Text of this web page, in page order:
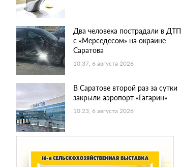
Два человека пострадали в ДТП
с «Мерседесом» на окраине
Саратова
10:37, 6 августа 2026
В Саратове второй раз за сутки
закрыли аэропорт «Гагарин»
10:23, 6 августа 2026